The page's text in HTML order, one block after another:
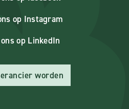
op Instagram
op LinkedIn
worden